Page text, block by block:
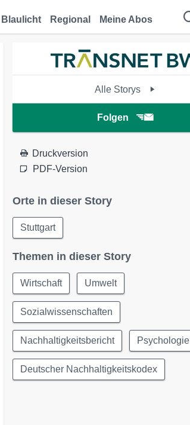
Blaulicht Regional Meine Abos
Alle Storys
Folgen
Druckversion
PDF-Version
Orte in dieser Story
Stuttgart
Themen in dieser Story
Wirtschaft Umwelt
Sozialwissenschaften
Nachhaltigkeitsbericht Psychologie
Deutscher Nachhaltigkeitskodex